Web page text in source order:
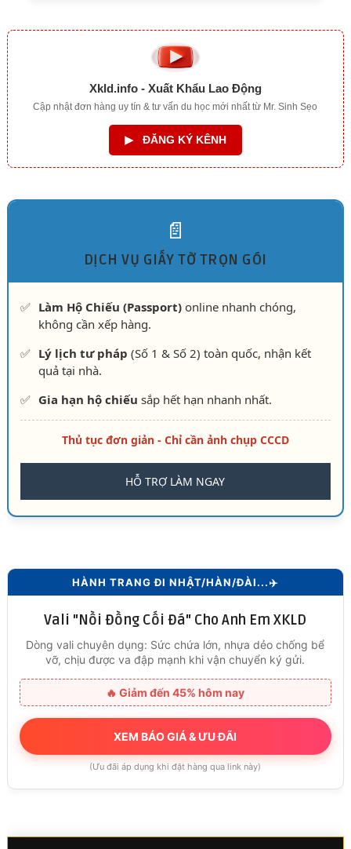
Xkld.info - Xuất Khẩu Lao Động
Cập nhật đơn hàng uy tín & tư vấn du học mới nhất từ Mr. Sinh Sẹo
▶ ĐĂNG KÝ KÊNH
📄
DỊCH VỤ GIẤY TỜ TRỌN GÓI
✅ Làm Hộ Chiếu (Passport)online nhanh chóng,
không cần xếp hàng.
✅ Lý lịch tư pháp (Số 1 & Số 2) toàn quốc, nhận kết
quả tại nhà.
✅ Gia hạn hộ chiếu sắp hết hạn nhanh nhất.
Thủ tục đơn giản - Chỉ cần ảnh chụp CCCD
HỖ TRỢ LÀM NGAY
HÀNH TRANG ĐI NHẬT/HÀN/ĐÀI...✈️
Vali "Nồi Đồng Cối Đá" Cho Anh Em XKLD
Dòng vali chuyên dụng: Sức chứa lớn, nhựa dẻo chống bể
vỡ, chịu được va đập mạnh khi vận chuyển ký gửi.
🔥 Giảm đến 45% hôm nay
XEM BÁO GIÁ & ƯU ĐÃI
(Ưu đãi áp dụng khi đặt hàng qua link này)